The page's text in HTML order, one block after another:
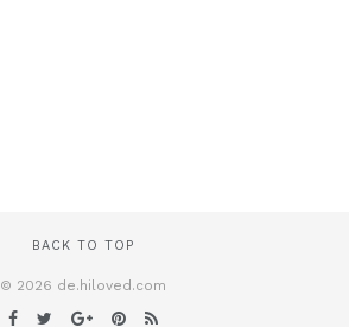
BACK TO TOP
© 2026 de.hiloved.com